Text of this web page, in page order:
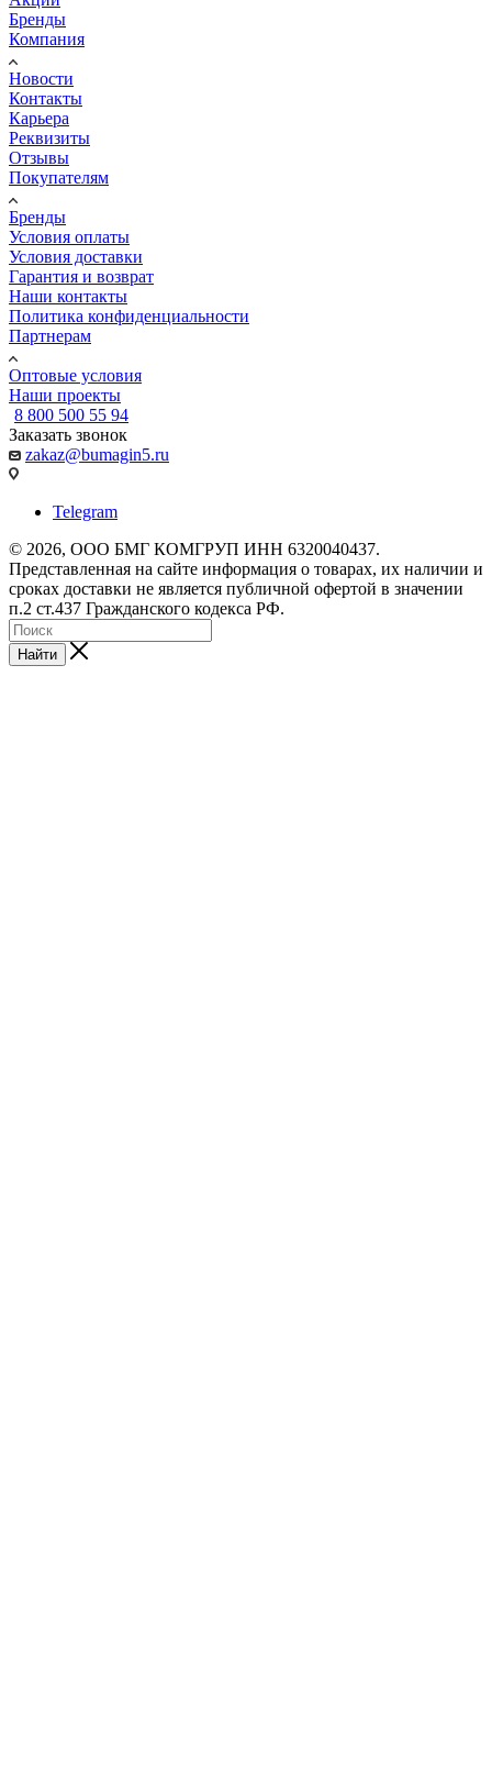
Бренды
Компания
Новости
Контакты
Карьера
Реквизиты
Отзывы
Покупателям
Бренды
Условия оплаты
Условия доставки
Гарантия и возврат
Наши контакты
Политика конфиденциальности
Партнерам
Оптовые условия
Наши проекты
8 800 500 55 94
Заказать звонок
zakaz@bumagin5.ru
Telegram
© 2026, ООО БМГ КОМГРУП ИНН 6320040437.
Представленная на сайте информация о товарах, их наличии и
сроках доставки не является публичной офертой в значении
п.2 ст.437 Гражданского кодекса РФ.
Найти